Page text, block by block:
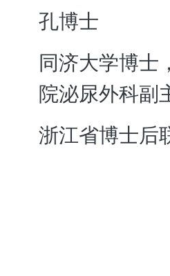
孔博士
同济大学博士
院泌尿外科副
浙江省博士后